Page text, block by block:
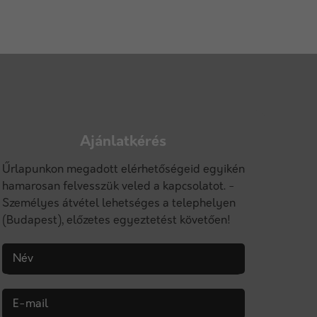
Ajánlatkérés
Űrlapunkon megadott elérhetőségeid egyikén
hamarosan felvesszük veled a kapcsolatot. -
Személyes átvétel lehetséges a telephelyen
(Budapest), előzetes egyeztetést követően!
Név
E-mail